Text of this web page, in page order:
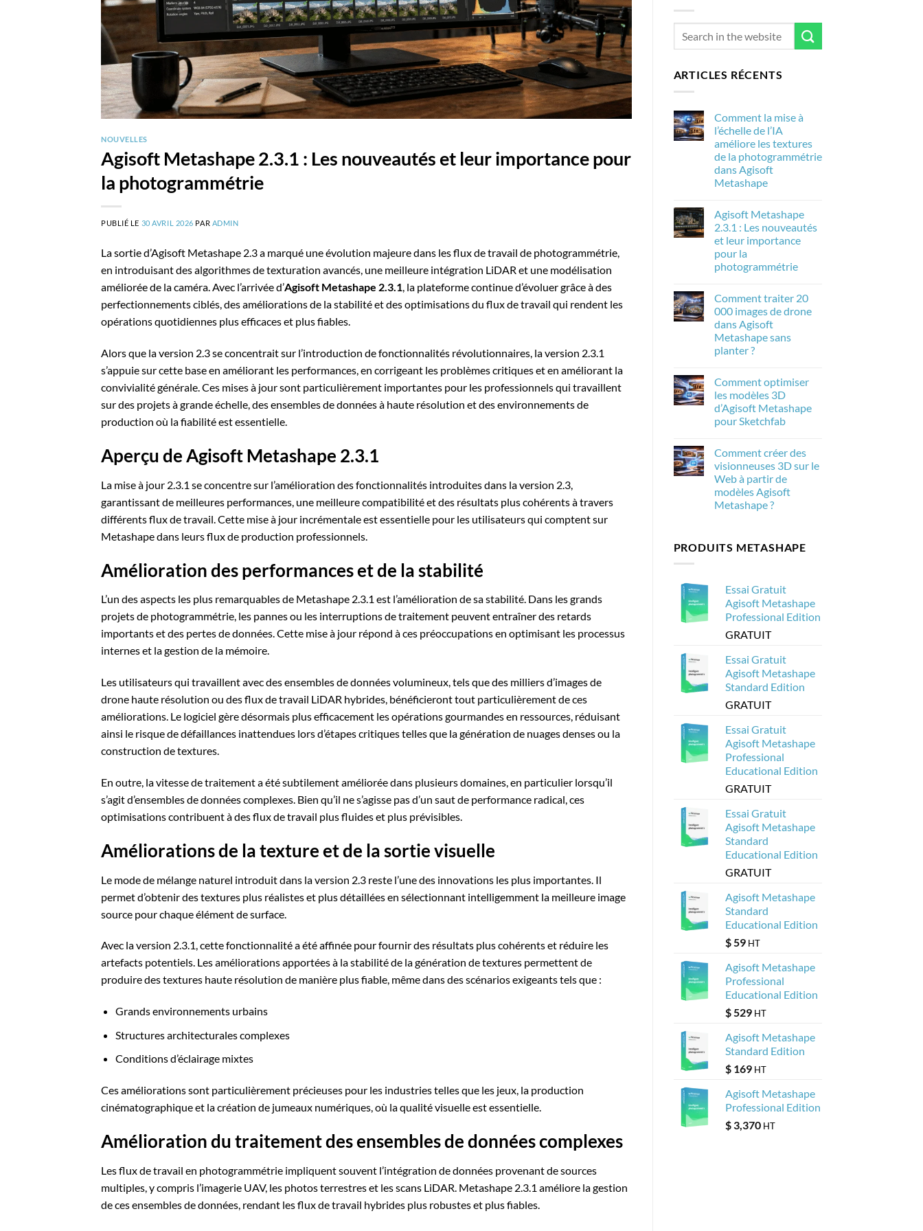
NOUVELLES
Agisoft Metashape 2.3.1 : Les nouveautés et leur importance pour
la photogrammétrie
PUBLIÉ LE 30 AVRIL 2026 PAR ADMIN
La sortie d’Agisoft Metashape 2.3 a marqué une évolution majeure dans les flux de travail de photogrammétrie,
en introduisant des algorithmes de texturation avancés, une meilleure intégration LiDAR et une modélisation
améliorée de la caméra. Avec l’arrivée d’Agisoft Metashape 2.3.1, la plateforme continue d’évoluer grâce à des
perfectionnements ciblés, des améliorations de la stabilité et des optimisations du flux de travail qui rendent les
opérations quotidiennes plus efficaces et plus fiables.
Alors que la version 2.3 se concentrait sur l’introduction de fonctionnalités révolutionnaires, la version 2.3.1
s’appuie sur cette base en améliorant les performances, en corrigeant les problèmes critiques et en améliorant la
convivialité générale. Ces mises à jour sont particulièrement importantes pour les professionnels qui travaillent
sur des projets à grande échelle, des ensembles de données à haute résolution et des environnements de
production où la fiabilité est essentielle.
Aperçu de Agisoft Metashape 2.3.1
La mise à jour 2.3.1 se concentre sur l’amélioration des fonctionnalités introduites dans la version 2.3,
garantissant de meilleures performances, une meilleure compatibilité et des résultats plus cohérents à travers
différents flux de travail. Cette mise à jour incrémentale est essentielle pour les utilisateurs qui comptent sur
Metashape dans leurs flux de production professionnels.
Amélioration des performances et de la stabilité
L’un des aspects les plus remarquables de Metashape 2.3.1 est l’amélioration de sa stabilité. Dans les grands
projets de photogrammétrie, les pannes ou les interruptions de traitement peuvent entraîner des retards
importants et des pertes de données. Cette mise à jour répond à ces préoccupations en optimisant les processus
internes et la gestion de la mémoire.
Les utilisateurs qui travaillent avec des ensembles de données volumineux, tels que des milliers d’images de
drone haute résolution ou des flux de travail LiDAR hybrides, bénéficieront tout particulièrement de ces
améliorations. Le logiciel gère désormais plus efficacement les opérations gourmandes en ressources, réduisant
ainsi le risque de défaillances inattendues lors d’étapes critiques telles que la génération de nuages denses ou la
construction de textures.
En outre, la vitesse de traitement a été subtilement améliorée dans plusieurs domaines, en particulier lorsqu’il
s’agit d’ensembles de données complexes. Bien qu’il ne s’agisse pas d’un saut de performance radical, ces
optimisations contribuent à des flux de travail plus fluides et plus prévisibles.
Améliorations de la texture et de la sortie visuelle
Le mode de mélange naturel introduit dans la version 2.3 reste l’une des innovations les plus importantes. Il
permet d’obtenir des textures plus réalistes et plus détaillées en sélectionnant intelligemment la meilleure image
source pour chaque élément de surface.
Avec la version 2.3.1, cette fonctionnalité a été affinée pour fournir des résultats plus cohérents et réduire les
artefacts potentiels. Les améliorations apportées à la stabilité de la génération de textures permettent de
produire des textures haute résolution de manière plus fiable, même dans des scénarios exigeants tels que :
Grands environnements urbains
Structures architecturales complexes
Conditions d’éclairage mixtes
Ces améliorations sont particulièrement précieuses pour les industries telles que les jeux, la production
cinématographique et la création de jumeaux numériques, où la qualité visuelle est essentielle.
Amélioration du traitement des ensembles de données complexes
Les flux de travail en photogrammétrie impliquent souvent l’intégration de données provenant de sources
multiples, y compris l’imagerie UAV, les photos terrestres et les scans LiDAR. Metashape 2.3.1 améliore la gestion
de ces ensembles de données, rendant les flux de travail hybrides plus robustes et plus fiables.
ARTICLES RÉCENTS
Comment la mise à
l’échelle de l’IA
améliore les textures
de la photogrammétrie
dans Agisoft
Metashape
sur
Comment
la
mise
l’échelle
de
les
textures
de
la
photogrammétrie
dans
Agisoft
Metashape
Agisoft Metashape
2.3.1 : Les nouveautés
et leur importance
pour la
photogrammétrie
sur
Agisoft
Metashape
2.3.1
Les
nouveautés
importance
pour
la
photogrammétrie
Comment traiter 20
000 images de drone
dans Agisoft
Metashape sans
planter ?
sur
Comment
traiter
20
images
dans
Agisoft
Metashape
sans
planter
?
Comment optimiser
les modèles 3D
d’Agisoft Metashape
pour Sketchfab
sur
Comment
optimiser
les
modèles
3D
d’Agisoft
Comment créer des
visionneuses 3D sur le
Web à partir de
modèles Agisoft
Metashape ?
Comment
créer
Web
Metashape
PRODUITS METASHAPE
Essai Gratuit
Agisoft Metashape
Professional Edition
GRATUIT
Essai Gratuit
Agisoft Metashape
Standard Edition
GRATUIT
Essai Gratuit
Agisoft Metashape
Professional
Educational Edition
GRATUIT
Essai Gratuit
Agisoft Metashape
Standard
Educational Edition
GRATUIT
Agisoft Metashape
Standard
Educational Edition
$59 HT
Agisoft Metashape
Professional
Educational Edition
$529 HT
Agisoft Metashape
Standard Edition
$169 HT
Agisoft Metashape
Professional Edition
$3,370 HT